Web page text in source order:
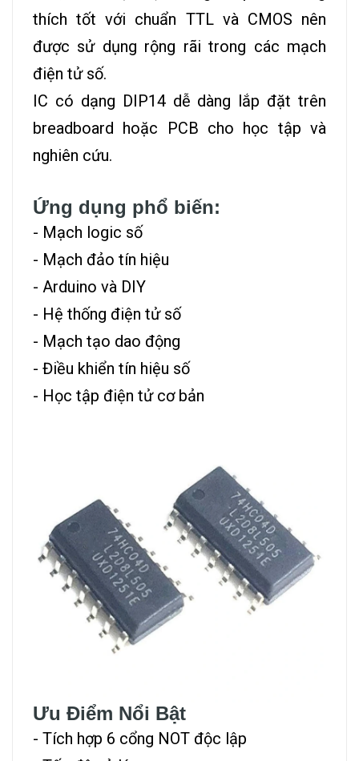
thích tốt với chuẩn TTL và CMOS nên
được sử dụng rộng rãi trong các mạch
điện tử số.
IC có dạng DIP14 dễ dàng lắp đặt trên
breadboard hoặc PCB cho học tập và
nghiên cứu.
Ứng dụng phổ biến:
- Mạch logic số
- Mạch đảo tín hiệu
- Arduino và DIY
- Hệ thống điện tử số
- Mạch tạo dao động
- Điều khiển tín hiệu số
- Học tập điện tử cơ bản
Ưu Điểm Nổi Bật
- Tích hợp 6 cổng NOT độc lập